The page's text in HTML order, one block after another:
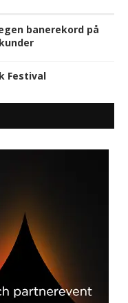
banerekord på
Festival